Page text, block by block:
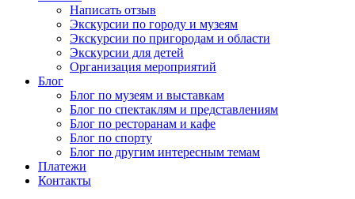
Написать отзыв
Экскурсии по городу и музеям
Экскурсии по пригородам и области
Экскурсии для детей
Организация мероприятий
Блог
Блог по музеям и выставкам
Блог по спектаклям и представлениям
Блог по ресторанам и кафе
Блог по спорту
Блог по другим интересным темам
Платежи
Контакты